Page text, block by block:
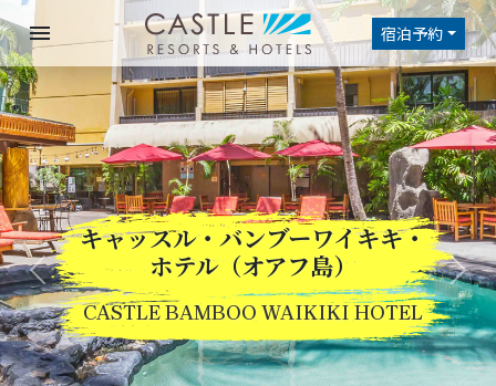
menu 宿泊予約
Previous Next
キャッスル・バンブーワイキキ・
ホテル（オアフ島）
CASTLE BAMBOO WAIKIKI HOTEL